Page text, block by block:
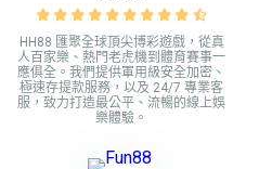
HH88 匯聚全球頂尖博彩遊戲，從真
人百家樂、熱門老虎機到體育賽事一
應俱全。我們提供軍用級安全加密、
極速存提款服務，以及 24/7 專業客
服，致力打造最公平、流暢的線上娛
樂體驗。